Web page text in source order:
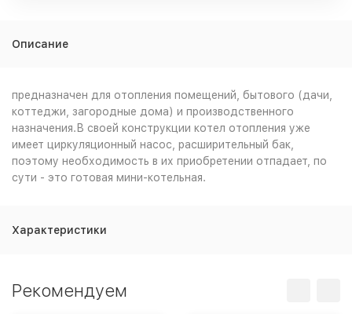
Описание
предназначен для отопления помещений, бытового (дачи,
коттеджи, загородные дома) и производственного
назначения.В своей конструкции котел отопления уже
имеет циркуляционный насос, расширительный бак,
поэтому необходимость в их приобретении отпадает, по
сути - это готовая мини-котельная.
Характеристики
Рекомендуем